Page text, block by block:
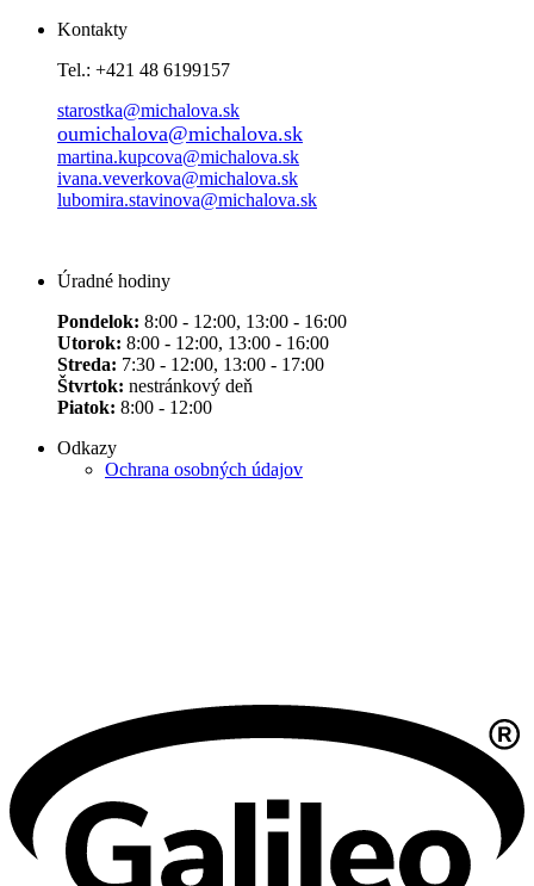
Kontakty
Tel.: +421 48 6199157
starostka@michalova.sk
oumichalova@michalova.sk
martina.kupcova@michalova.sk
ivana.veverkova@michalova.sk
lubomira.stavinova@michalova.sk
Úradné hodiny
Pondelok: 8:00 - 12:00, 13:00 - 16:00
Utorok: 8:00 - 12:00, 13:00 - 16:00
Streda: 7:30 - 12:00, 13:00 - 17:00
Štvrtok: nestránkový deň
Piatok: 8:00 - 12:00
Odkazy
Ochrana osobných údajov